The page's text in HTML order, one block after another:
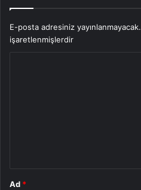
E-posta adresiniz yayınlanmayacak.
işaretlenmişlerdir
Ad *